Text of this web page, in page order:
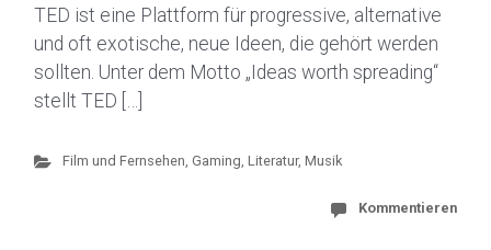
TED ist eine Plattform für progressive, alternative
und oft exotische, neue Ideen, die gehört werden
sollten. Unter dem Motto „Ideas worth spreading“
stellt TED […]
Film und Fernsehen, Gaming, Literatur, Musik
Kommentieren